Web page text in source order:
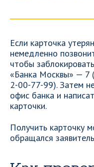
Если карточка
немедленно
чтобы
«Банка Москвы» —
2-00-77-99). Затем
офис банка и
карточки.
Получить карточку
обращался